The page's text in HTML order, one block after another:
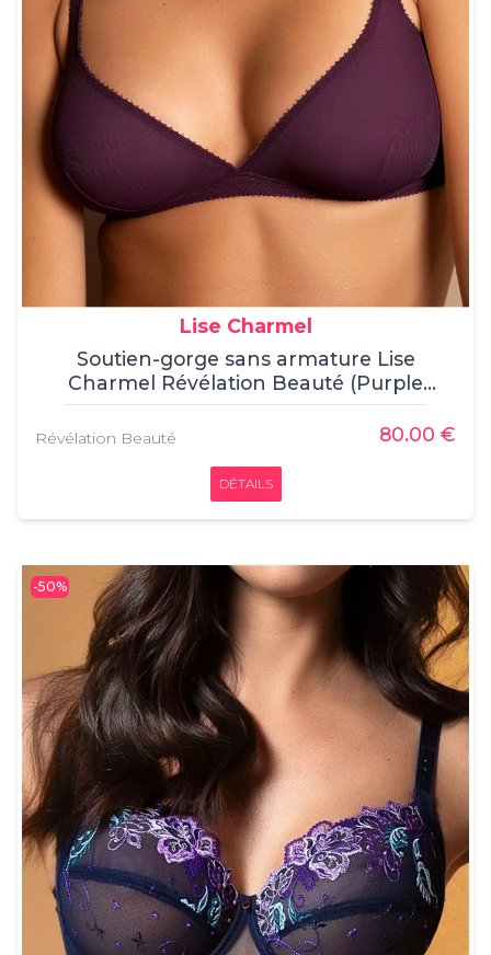
Lise Charmel
Soutien-gorge sans armature Lise
Charmel Révélation Beauté (Purple
Désir), , Soutien-Gorge Sans Armature,
Lise Charmel, , 84% Polyamide, 16%
Révélation Beauté 80.00 €
DÉTAILS
-50%